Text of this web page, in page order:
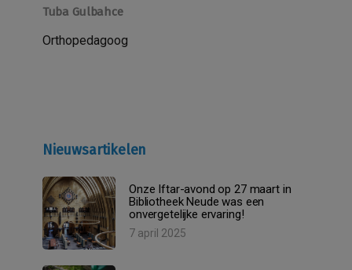
Tuba Gulbahce
Orthopedagoog
Nieuwsartikelen
Onze Iftar-avond op 27 maart in
Bibliotheek Neude was een
onvergetelijke ervaring!
7 april 2025